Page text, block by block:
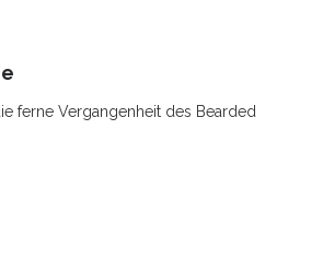
ferne Vergangenheit des Bearded